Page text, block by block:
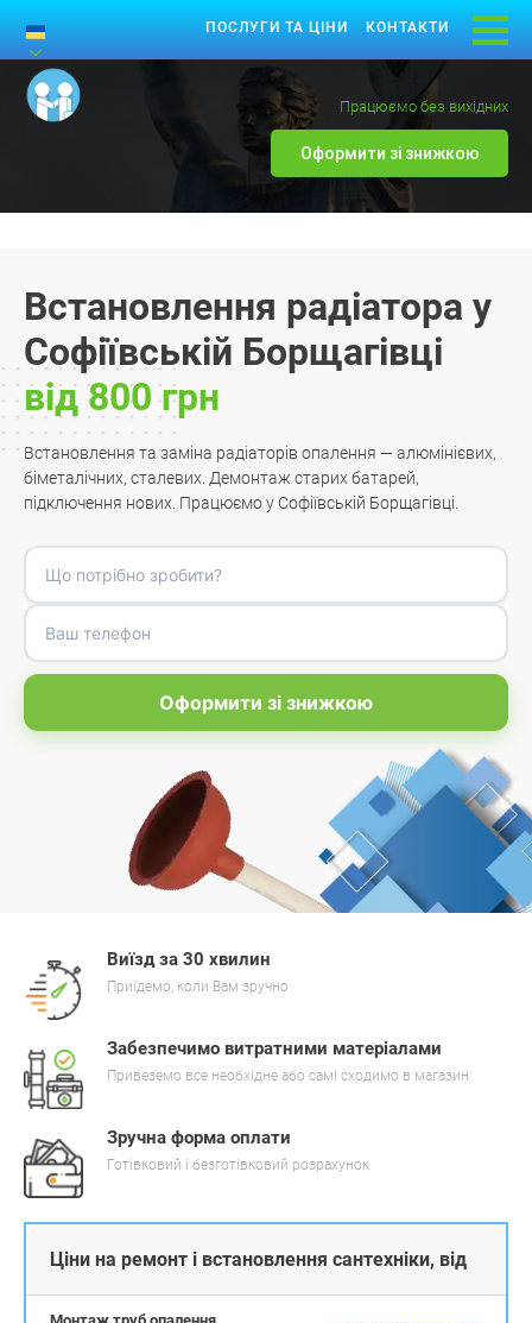
ПОСЛУГИ ТА ЦІНИ КОНТАКТИ
Працюємо без вихідних
Оформити зі знижкою
Встановлення радіатора у
Софіївській Борщагівці
від 800 грн
Встановлення та заміна радіаторів опалення — алюмінієвих,
біметалічних, сталевих. Демонтаж старих батарей,
підключення нових. Працюємо у Софіївській Борщагівці.
Оформити зі знижкою
Виїзд за 30 хвилин
Приїдемо, коли Вам зручно
Забезпечимо витратними матеріалами
Привеземо все необхідне або самі сходимо в магазин
Зручна форма оплати
Готівковий і безготівковий розрахунок
Ціни на ремонт і встановлення сантехніки, від
Монтаж труб опалення